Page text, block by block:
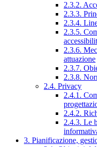
2.3.2.
2.3.3.
2.3.4.
2.3.5.
2.3.6.
attuazione
2.3.7.
2.3.8.
2.4. Privacy
2.4.1.
2.4.2.
2.4.3. Le
3. Pianificazione,